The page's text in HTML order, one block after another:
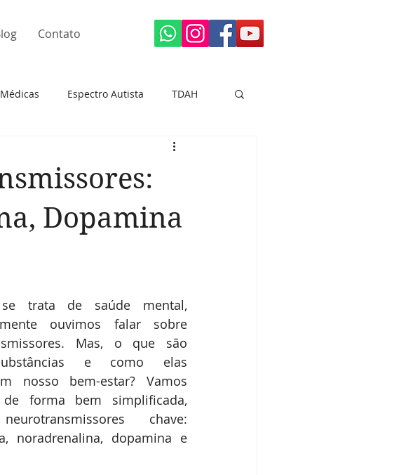
Contato
Espectro Autista TDAH
Dopamina
se trata de saúde mental,
ouvimos falar sobre
Mas, o que são
e como elas
nosso bem-estar? Vamos
de forma bem simplificada,
chave:
noradrenalina, dopamina e